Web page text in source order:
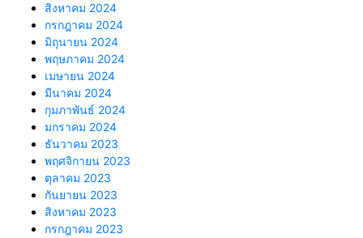
สิงหาคม 2024
กรกฎาคม 2024
มิถุนายน 2024
พฤษภาคม 2024
เมษายน 2024
มีนาคม 2024
กุมภาพันธ์ 2024
มกราคม 2024
ธันวาคม 2023
พฤศจิกายน 2023
ตุลาคม 2023
กันยายน 2023
สิงหาคม 2023
กรกฎาคม 2023